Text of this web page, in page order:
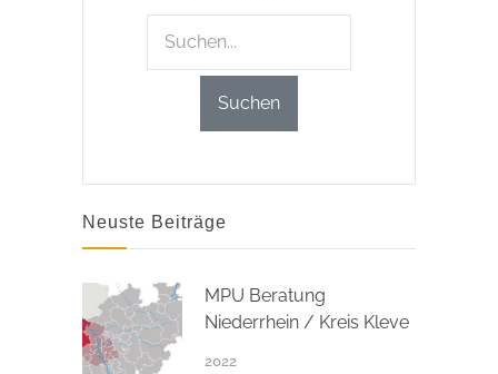
Neuste Beiträge
MPU Beratung
Niederrhein / Kreis Kleve
2022